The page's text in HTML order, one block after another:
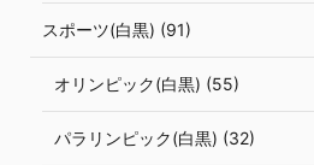
スポーツ(白黒) (91)
オリンピック(白黒) (55)
パラリンピック(白黒) (32)